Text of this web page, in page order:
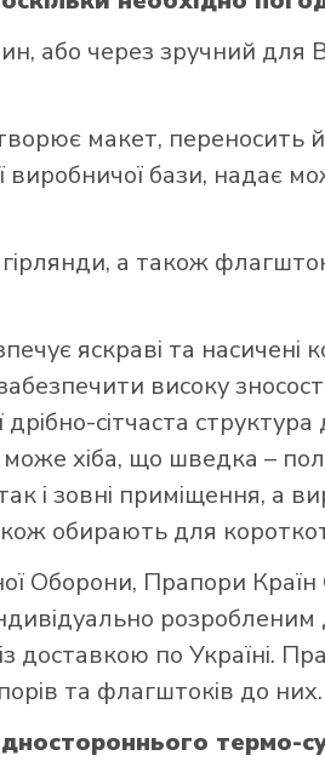
або через зручний для
макет, переносить
бази, надає
а також
яскраві та насичені
високу
сітчаста
може хіба, що шведка –
і зовні приміщення, а
обирають для
Оборони, Прапори Країн
доставкою по Україні.
та флагштоків до них.
термо-